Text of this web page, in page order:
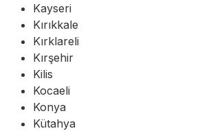
Kayseri
Kırıkkale
Kırklareli
Kırşehir
Kilis
Kocaeli
Konya
Kütahya